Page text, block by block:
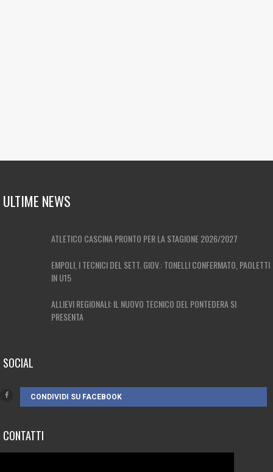
ULTIME NEWS
ATLETICO CASCINA PRONTO PER LA STAGIONE 2026/2027
EMPOLI, I TECNICI DEL SETT. GIOV.: TONELLI CONFERMATO, PAOLETTI
IN U15
ALLIEVI REGIONALI: IL NUOVO TECNICO DEL PONTEDERA SI
PRESENTA
SOCIAL
CONDIVIDI SU FACEBOOK
CONTATTI